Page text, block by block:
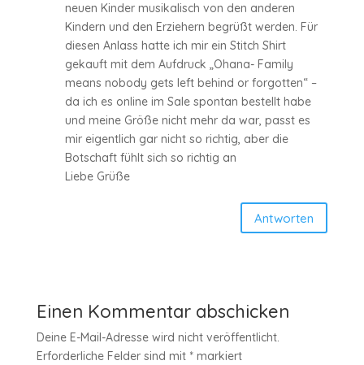
neuen Kinder musikalisch von den anderen
Kindern und den Erziehern begrüßt werden. Für
diesen Anlass hatte ich mir ein Stitch Shirt
gekauft mit dem Aufdruck „Ohana- Family
means nobody gets left behind or forgotten“ –
da ich es online im Sale spontan bestellt habe
und meine Größe nicht mehr da war, passt es
mir eigentlich gar nicht so richtig, aber die
Botschaft fühlt sich so richtig an
Liebe Grüße
Antworten
Einen Kommentar abschicken
Deine E-Mail-Adresse wird nicht veröffentlicht.
Erforderliche Felder sind mit *markiert